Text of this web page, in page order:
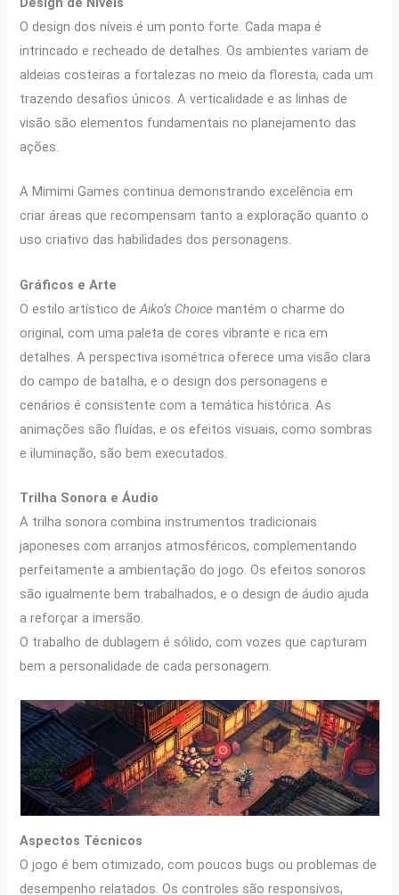
O design dos níveis é um ponto forte. Cada mapa é
intrincado e recheado de detalhes. Os ambientes variam de
aldeias costeiras a fortalezas no meio da floresta, cada um
trazendo desafios únicos. A verticalidade e as linhas de
visão são elementos fundamentais no planejamento das
ações.
A Mimimi Games continua demonstrando excelência em
criar áreas que recompensam tanto a exploração quanto o
uso criativo das habilidades dos personagens.
Gráficos e Arte
O estilo artístico deAiko’s Choice mantém o charme do
original, com uma paleta de cores vibrante e rica em
detalhes. A perspectiva isométrica oferece uma visão clara
do campo de batalha, e o design dos personagens e
cenários é consistente com a temática histórica. As
animações são fluídas, e os efeitos visuais, como sombras
e iluminação, são bem executados.
Trilha Sonora e Áudio
A trilha sonora combina instrumentos tradicionais
japoneses com arranjos atmosféricos, complementando
perfeitamente a ambientação do jogo. Os efeitos sonoros
são igualmente bem trabalhados, e o design de áudio ajuda
a reforçar a imersão.
O trabalho de dublagem é sólido, com vozes que capturam
bem a personalidade de cada personagem.
Aspectos Técnicos
O jogo é bem otimizado, com poucos bugs ou problemas de
desempenho relatados. Os controles são responsivos,